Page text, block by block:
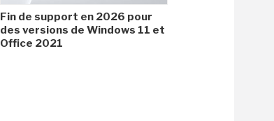
Fin de support en 2026 pour
des versions de Windows 11 et
Office 2021